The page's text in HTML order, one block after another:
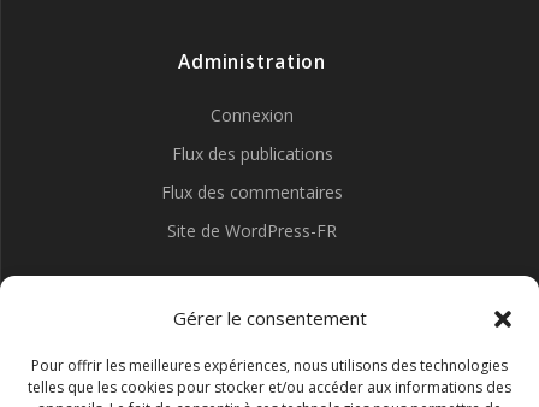
Gérer le consentement
Pour offrir les meilleures expériences, nous utilisons des technologies
telles que les cookies pour stocker et/ou accéder aux informations des
Administration
Connexion
Flux des publications
Flux des commentaires
Site de WordPress-FR